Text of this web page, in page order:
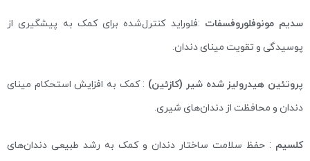
سدیم مونوفلوروفسفات :فلوراید کنترل‌شده برای کمک به پیشگیری از
پوسیدگی و تقویت مینای دندان.
پروتئین هیدرولیز شده شیر (کازئین) : کمک به افزایش استحکام مینای
دندان و محافظت از دندان‌های شیری.
کلسیم : حفظ سلامت ساختار دندان و کمک به رشد طبیعی دندان‌های